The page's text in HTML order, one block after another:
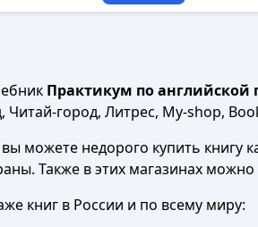
Практикум по английской
Читай-город, Литрес, My-shop,
можете недорого купить книгу
Также в этих магазинах
книг в России и по всему миру: